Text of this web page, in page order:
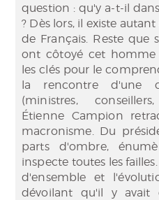
question : qu'y a-t-il
? Dès lors, il existe
de Français. Reste que
ont côtoyé cet homme
les clés pour le
la rencontre d'une
(ministres,
Étienne Campion
macronisme. Du
parts d'ombre,
inspecte toutes les
d'ensemble et
dévoilant qu'il y avait